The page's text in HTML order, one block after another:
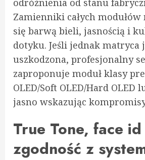
Zamienniki całych
się barwą bieli, jasnością i
dotyku. Jeśli jednak matryca
uszkodzona, profesjonalny
zaproponuje moduł klasy
OLED/Soft OLED/Hard OLED
jasno wskazując
True Tone, face
zgodność z